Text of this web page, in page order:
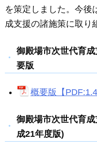
を策定しました。今後
成支援の諸施策に取り
御殿場市次世代育
要版
概要版【
御殿場市次世代育
成21年度版)